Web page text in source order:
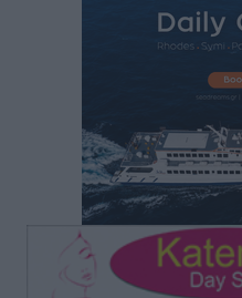
«Γιατί οι Τούρκοι
γείτονες προτιμούν την
«Μουσικό Ταξίδι στο
νέα σελίδα στον πολιτισμό
Πολιτιστικά πριν 15 ώρες